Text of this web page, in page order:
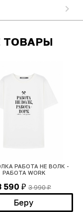
ТОВАРЫ
РАБОТА НЕ ВОЛК -
РАБОТА WORK
590 ₽ 3 990₽
Беру